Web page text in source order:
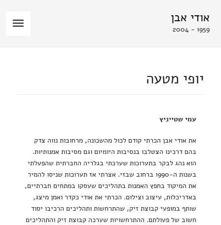
אודי אבן
1959 - 2004
יופי מטעה
עמי שטייניץ
את אודי אבן הכרתי קודם לכול מהשכונה, מרחובות נווה צדק
בהם דרכינו הצטלבו בנסיבות היומיום וגם מסיבות אמנותיות.
הוא נהג לבקר בתערוכות שערכתי בגלריה החברתית שהפעלתי
בשנות ה-1990 ברחוב שבזי. אצרתי אז תערוכות שניסו להמיר
את המיקוד בחפץ האמנות בתהליכים שעסקו במתחים חברתיים,
באדריכלות, עיצוב וצילום. הכרתי את אודי כקדר ואמן מיצג,
שותף במופעי קבוצת זיק, שהתרחשות ותהליכים הרכיבו יסוד
חשוב של פעולתם. ההתרחשויות שערכה קבוצת זיק והתהליכים